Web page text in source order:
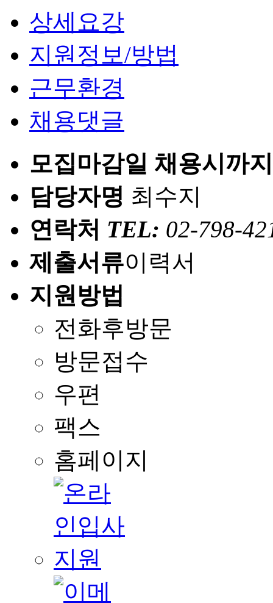
상세요강
지원정보/방법
근무환경
채용댓글
모집마감일 채용시까지
담당자명 최수지
연락처 TEL: 02-798-
제출서류이력서
지원방법
전화후방문
방문접수
우편
팩스
홈페이지